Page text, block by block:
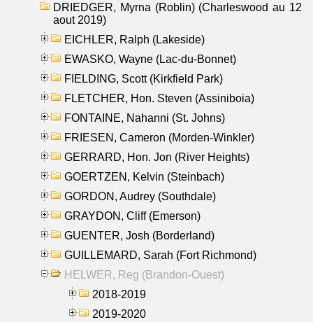
DRIEDGER, Myrna (Roblin) (Charleswood au 12
aout 2019)
EICHLER, Ralph (Lakeside)
EWASKO, Wayne (Lac-du-Bonnet)
FIELDING, Scott (Kirkfield Park)
FLETCHER, Hon. Steven (Assiniboia)
FONTAINE, Nahanni (St. Johns)
FRIESEN, Cameron (Morden-Winkler)
GERRARD, Hon. Jon (River Heights)
GOERTZEN, Kelvin (Steinbach)
GORDON, Audrey (Southdale)
GRAYDON, Cliff (Emerson)
GUENTER, Josh (Borderland)
GUILLEMARD, Sarah (Fort Richmond)
HELWER, Reg (Brandon-Ouest)
2018-2019
2019-2020